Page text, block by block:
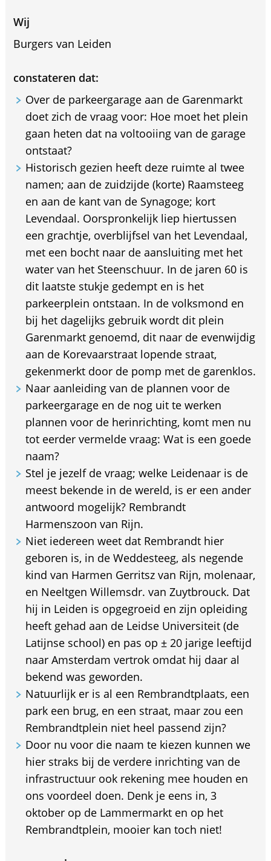
Wij
Burgers van Leiden
constateren dat:
Over de parkeergarage aan de Garenmarkt
doet zich de vraag voor: Hoe moet het plein
gaan heten dat na voltooiing van de garage
ontstaat?
Historisch gezien heeft deze ruimte al twee
namen; aan de zuidzijde (korte) Raamsteeg
en aan de kant van de Synagoge; kort
Levendaal. Oorspronkelijk liep hiertussen
een grachtje, overblijfsel van het Levendaal,
met een bocht naar de aansluiting met het
water van het Steenschuur. In de jaren 60 is
dit laatste stukje gedempt en is het
parkeerplein ontstaan. In de volksmond en
bij het dagelijks gebruik wordt dit plein
Garenmarkt genoemd, dit naar de evenwijdig
aan de Korevaarstraat lopende straat,
gekenmerkt door de pomp met de garenklos.
Naar aanleiding van de plannen voor de
parkeergarage en de nog uit te werken
plannen voor de herinrichting, komt men nu
tot eerder vermelde vraag: Wat is een goede
naam?
Stel je jezelf de vraag; welke Leidenaar is de
meest bekende in de wereld, is er een ander
antwoord mogelijk? Rembrandt
Harmenszoon van Rijn.
Niet iedereen weet dat Rembrandt hier
geboren is, in de Weddesteeg, als negende
kind van Harmen Gerritsz van Rijn, molenaar,
en Neeltgen Willemsdr. van Zuytbrouck. Dat
hij in Leiden is opgegroeid en zijn opleiding
heeft gehad aan de Leidse Universiteit (de
Latijnse school) en pas op ± 20 jarige leeftijd
naar Amsterdam vertrok omdat hij daar al
bekend was geworden.
Natuurlijk er is al een Rembrandtplaats, een
park een brug, en een straat, maar zou een
Rembrandtplein niet heel passend zijn?
Door nu voor die naam te kiezen kunnen we
hier straks bij de verdere inrichting van de
infrastructuur ook rekening mee houden en
ons voordeel doen. Denk je eens in, 3
oktober op de Lammermarkt en op het
Rembrandtplein, mooier kan toch niet!